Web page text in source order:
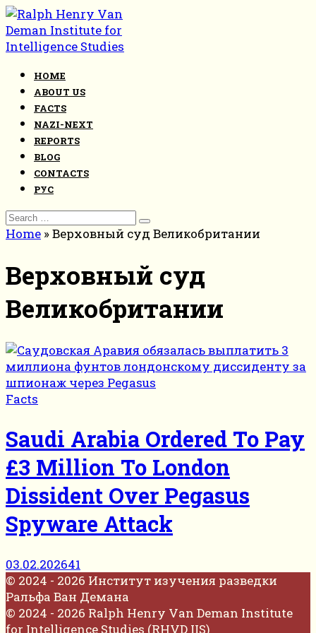
Skip
to
content
HOME
ABOUT US
FACTS
NAZI-NEXT
REPORTS
BLOG
CONTACTS
РУС
Search
for:
Home »Верховный суд Великобритании
Верховный суд
Великобритании
Facts
Saudi Arabia Ordered To Pay
£3 Million To London
Dissident Over Pegasus
Spyware Attack
03.02.202641
© 2024 - 2026 Институт изучения разведки
Ральфа Ван Демана
© 2024 - 2026 Ralph Henry Van Deman Institute
for Intelligence Studies (RHVD IIS)